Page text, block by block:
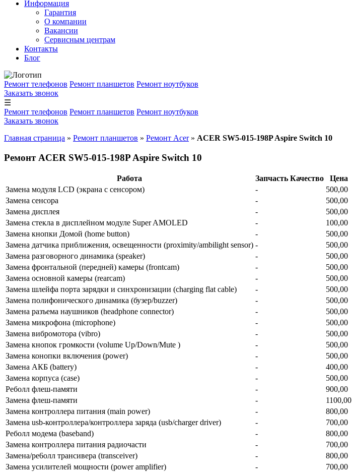
Информация
Гарантия
О компании
Вакансии
Сервисным центрам
Контакты
Блог
Ремонт телефонов Ремонт планшетов Ремонт ноутбуков
Заказать звонок
☰
Ремонт телефонов Ремонт планшетов Ремонт ноутбуков
Заказать звонок
Главная страница » Ремонт планшетов » Ремонт Acer» ACER SW5-015-198P Aspire Switch 10
Ремонт ACER SW5-015-198P Aspire Switch 10
Работа Запчасть Качество
Цена
Замена модуля LCD (экрана с сенсором)
-
500,00
Замена сенсора
-
500,00
Замена дисплея
-
500,00
Замена стекла в дисплейном модуле Super AMOLED
-
100,00
Замена кнопки Домой (home button)
-
500,00
Замена датчика приближения, освещенности (proximity/ambilight sensor) -
500,00
Замена разговорного динамика (speaker)
-
500,00
Замена фронтальной (передней) камеры (frontcam)
-
500,00
Замена основной камеры (rearcam)
-
500,00
Замена шлейфа порта зарядки и синхронизации (charging flat cable)
-
500,00
Замена полифонического динамика (бузер/buzzer)
-
500,00
Замена разъема наушников (headphone connector)
-
500,00
Замена микрофона (microphone)
-
500,00
Замена вибромотора (vibro)
-
500,00
Замена кнопок громкости (volume Up/Down/Mute )
-
500,00
Замена конопки включения (power)
-
500,00
Замена АКБ (battery)
-
400,00
Замена корпуса (сase)
-
500,00
Реболл флеш-памяти
-
900,00
Замена флеш-памяти
-
1100,00
Замена контроллера питания (main power)
-
800,00
Замена usb-контроллерa/контроллера заряда (usb/charger driver)
-
700,00
Реболл модема (baseband)
-
800,00
Замена контроллера питания радиочасти
-
700,00
Замена/ре6олл трансивера (transceiver)
-
800,00
Замена усилителей мощности (power amplifier)
-
700,00